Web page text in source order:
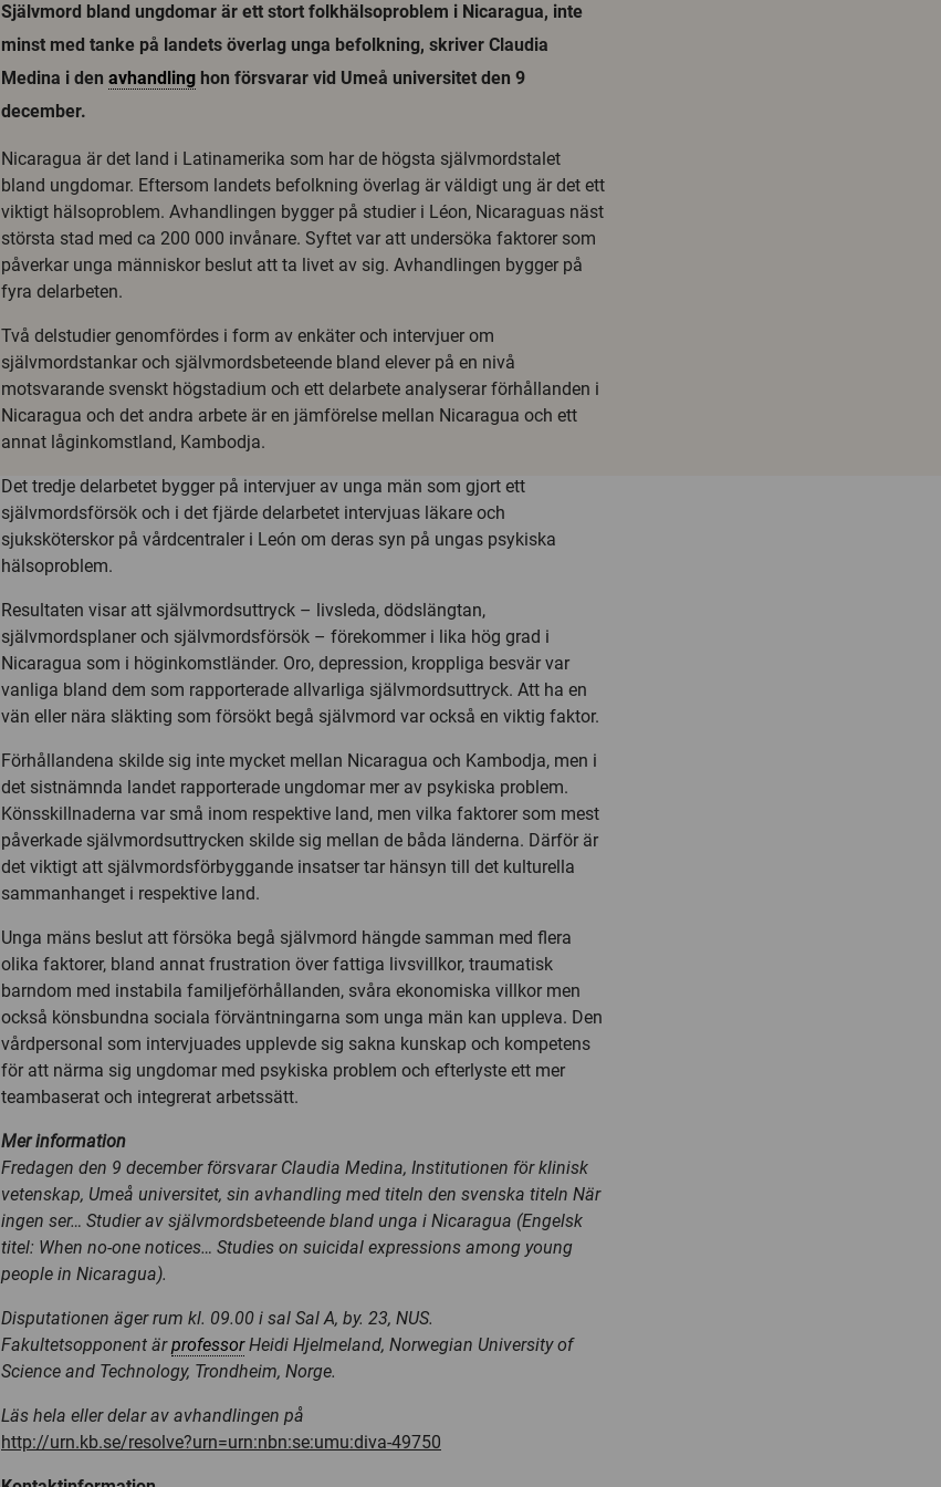
Självmord bland ungdomar är ett stort folkhälsoproblem i Nicaragua, inte
minst med tanke på landets överlag unga befolkning, skriver Claudia
Medina i den avhandling hon försvarar vid Umeå universitet den 9
december.
Nicaragua är det land i Latinamerika som har de högsta självmordstalet
bland ungdomar. Eftersom landets befolkning överlag är väldigt ung är det ett
viktigt hälsoproblem. Avhandlingen bygger på studier i Léon, Nicaraguas näst
största stad med ca 200 000 invånare. Syftet var att undersöka faktorer som
påverkar unga människor beslut att ta livet av sig. Avhandlingen bygger på
fyra delarbeten.
Två delstudier genomfördes i form av enkäter och intervjuer om
självmordstankar och självmordsbeteende bland elever på en nivå
motsvarande svenskt högstadium och ett delarbete analyserar förhållanden i
Nicaragua och det andra arbete är en jämförelse mellan Nicaragua och ett
annat låginkomstland, Kambodja.
Det tredje delarbetet bygger på intervjuer av unga män som gjort ett
självmordsförsök och i det fjärde delarbetet intervjuas läkare och
sjuksköterskor på vårdcentraler i León om deras syn på ungas psykiska
hälsoproblem.
Resultaten visar att självmordsuttryck – livsleda, dödslängtan,
självmordsplaner och självmordsförsök – förekommer i lika hög grad i
Nicaragua som i höginkomstländer. Oro, depression, kroppliga besvär var
vanliga bland dem som rapporterade allvarliga självmordsuttryck. Att ha en
vän eller nära släkting som försökt begå självmord var också en viktig faktor.
Förhållandena skilde sig inte mycket mellan Nicaragua och Kambodja, men i
det sistnämnda landet rapporterade ungdomar mer av psykiska problem.
Könsskillnaderna var små inom respektive land, men vilka faktorer som mest
påverkade självmordsuttrycken skilde sig mellan de båda länderna. Därför är
det viktigt att självmordsförbyggande insatser tar hänsyn till det kulturella
sammanhanget i respektive land.
Unga mäns beslut att försöka begå självmord hängde samman med flera
olika faktorer, bland annat frustration över fattiga livsvillkor, traumatisk
barndom med instabila familjeförhållanden, svåra ekonomiska villkor men
också könsbundna sociala förväntningarna som unga män kan uppleva. Den
vårdpersonal som intervjuades upplevde sig sakna kunskap och kompetens
för att närma sig ungdomar med psykiska problem och efterlyste ett mer
teambaserat och integrerat arbetssätt.
Mer information
Fredagen den 9 december försvarar Claudia Medina, Institutionen för klinisk
vetenskap, Umeå universitet, sin avhandling med titeln den svenska titeln När
ingen ser… Studier av självmordsbeteende bland unga i Nicaragua (Engelsk
titel: When no-one notices… Studies on suicidal expressions among young
people in Nicaragua).
Disputationen äger rum kl. 09.00 i sal Sal A, by. 23, NUS.
Fakultetsopponent ärprofessorHeidi Hjelmeland, Norwegian University of
Science and Technology, Trondheim, Norge.
Läs hela eller delar av avhandlingen på
http://urn.kb.se/resolve?urn=urn:nbn:se:umu:diva-49750